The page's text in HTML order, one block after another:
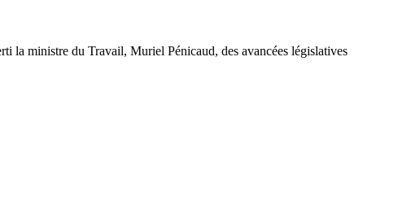
la ministre du Travail, Muriel Pénicaud, des avancées législatives